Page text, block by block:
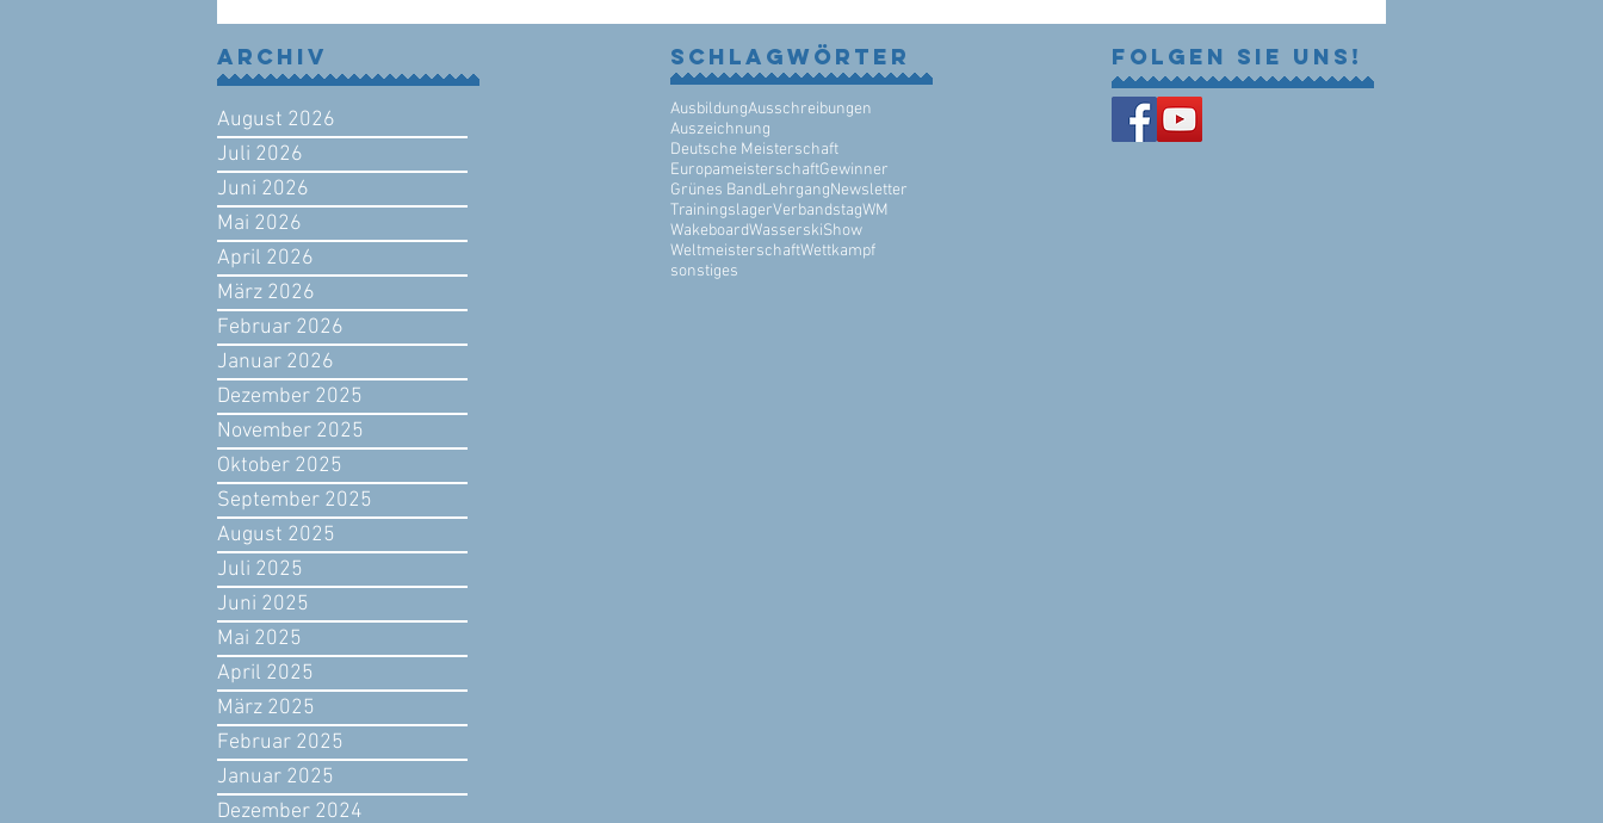
Archiv
August 2026
Juli 2026
Juni 2026
Mai 2026
April 2026
März 2026
Februar 2026
Januar 2026
Dezember 2025
November 2025
Oktober 2025
September 2025
August 2025
Juli 2025
Juni 2025
Mai 2025
April 2025
März 2025
Februar 2025
Januar 2025
Dezember 2024
Schlagwörter
AusbildungAusschreibungen
Auszeichnung
Deutsche Meisterschaft
EuropameisterschaftGewinner
Grünes BandLehrgangNewsletter
TrainingslagerVerbandstagWM
WakeboardWasserskiShow
WeltmeisterschaftWettkampf
sonstiges
Folgen Sie uns!